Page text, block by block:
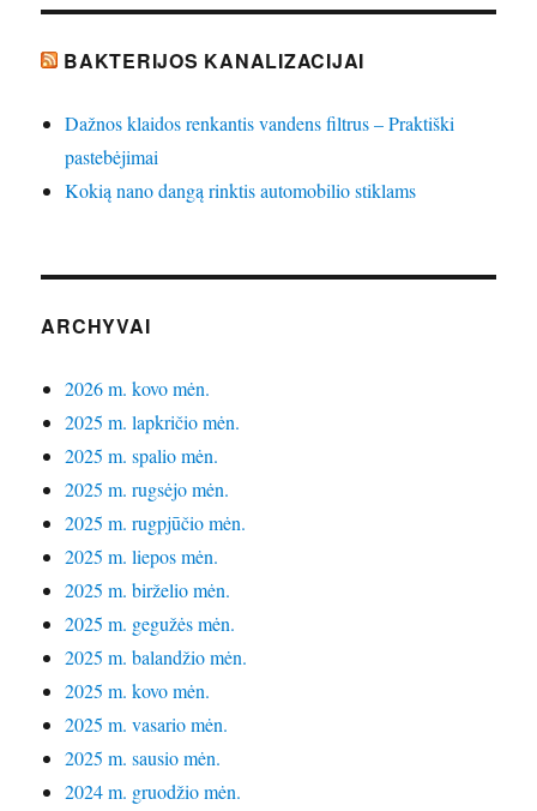
BAKTERIJOS KANALIZACIJAI
Dažnos klaidos renkantis vandens filtrus – Praktiški
pastebėjimai
Kokią nano dangą rinktis automobilio stiklams
ARCHYVAI
2026 m. kovo mėn.
2025 m. lapkričio mėn.
2025 m. spalio mėn.
2025 m. rugsėjo mėn.
2025 m. rugpjūčio mėn.
2025 m. liepos mėn.
2025 m. birželio mėn.
2025 m. gegužės mėn.
2025 m. balandžio mėn.
2025 m. kovo mėn.
2025 m. vasario mėn.
2025 m. sausio mėn.
2024 m. gruodžio mėn.